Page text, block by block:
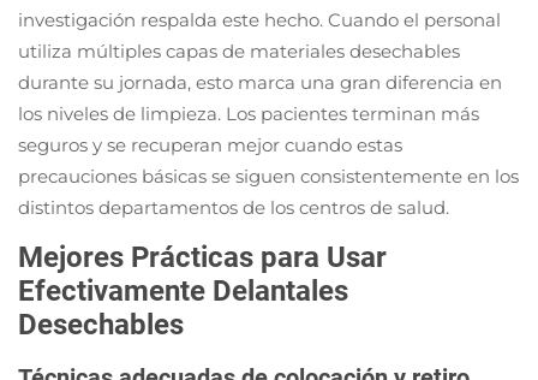
investigación respalda este hecho. Cuando el personal
utiliza múltiples capas de materiales desechables
durante su jornada, esto marca una gran diferencia en
los niveles de limpieza. Los pacientes terminan más
seguros y se recuperan mejor cuando estas
precauciones básicas se siguen consistentemente en los
distintos departamentos de los centros de salud.
Mejores Prácticas para Usar
Efectivamente Delantales
Desechables